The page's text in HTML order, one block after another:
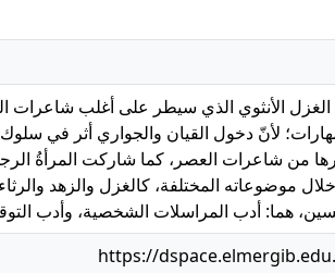
الأنثوي الذي سيطر على أغلب شاعرات
لأنّ دخول القيان والجواري أثر في
من شاعرات العصر، كما شاركت المرأةُ
المختلفة، كالغزل والزهد والرثاء
هما: أدب المراسلات الشخصية، وأدب
https://